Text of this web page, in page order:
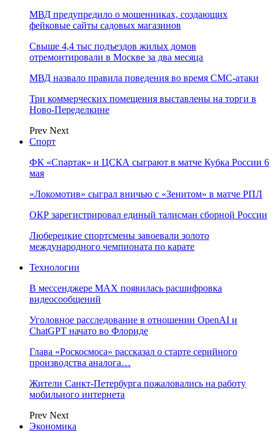
МВД предупредило о мошенниках, создающих
фейковые сайты садовых магазинов
Свыше 4,4 тыс подъездов жилых домов
отремонтировали в Москве за два месяца
МВД назвало правила поведения во время СМС-атаки
Три коммерческих помещения выставлены на торги в
Ново-Переделкине
Prev Next
Спорт
ФК «Спартак» и ЦСКА сыграют в матче Кубка России 6
мая
«Локомотив» сыграл вничью с «Зенитом» в матче РПЛ
ОКР зарегистрировал единый талисман сборной России
Люберецкие спортсмены завоевали золото
международного чемпионата по карате
Технологии
В мессенджере MAX появилась расшифровка
видеосообщений
Уголовное расследование в отношении OpenAI и
ChatGPT начато во Флориде
Глава «Роскосмоса» рассказал о старте серийного
производства аналога…
Жители Санкт-Петербурга пожаловались на работу
мобильного интернета
Prev Next
Экономика